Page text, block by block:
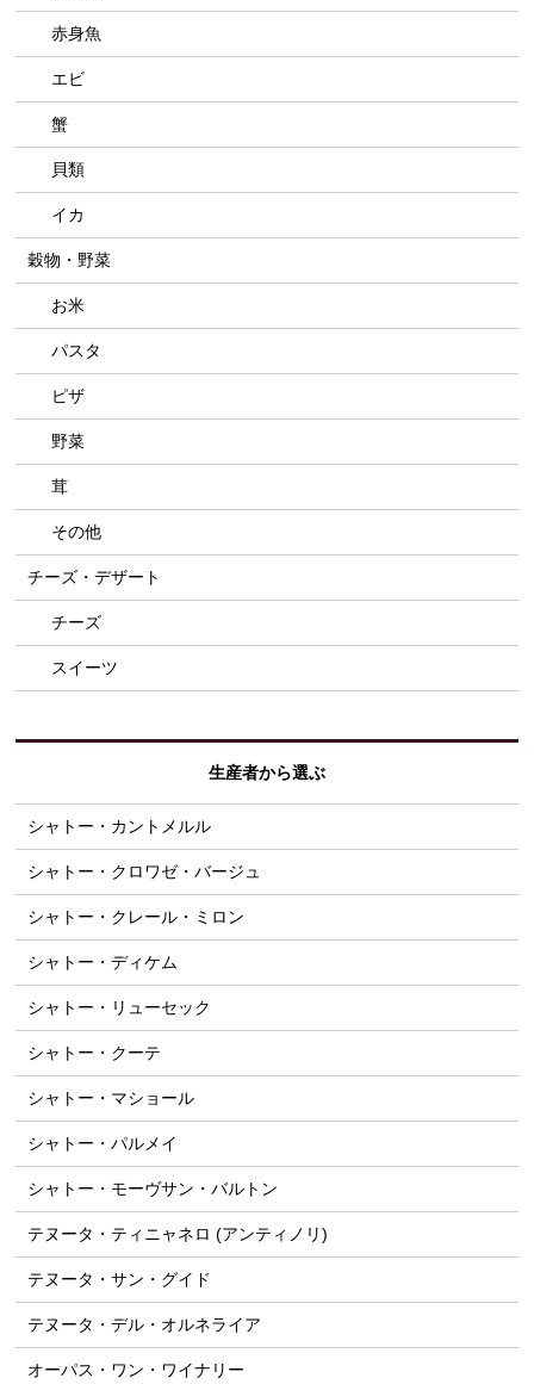
赤身魚
エビ
蟹
貝類
イカ
穀物・野菜
お米
パスタ
ピザ
野菜
茸
その他
チーズ・デザート
チーズ
スイーツ
生産者から選ぶ
シャトー・カントメルル
シャトー・クロワゼ・バージュ
シャトー・クレール・ミロン
シャトー・ディケム
シャトー・リューセック
シャトー・クーテ
シャトー・マショール
シャトー・パルメイ
シャトー・モーヴサン・バルトン
テヌータ・ティニャネロ (アンティノリ)
テヌータ・サン・グイド
テヌータ・デル・オルネライア
オーパス・ワン・ワイナリー